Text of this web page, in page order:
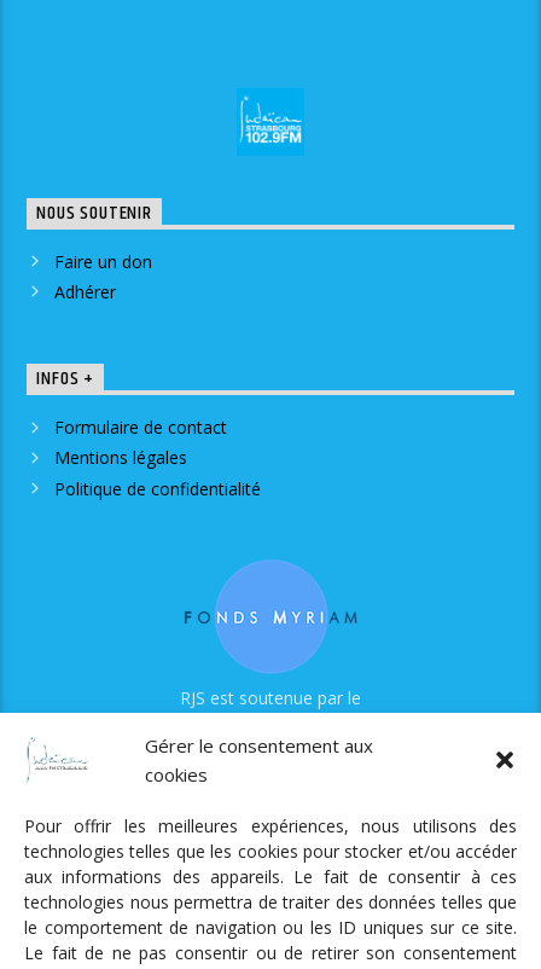
Gérer le consentement aux
cookies
Pour offrir les meilleures expériences, nous utilisons des
technologies telles que les cookies pour stocker et/ou accéder
aux informations des appareils. Le fait de consentir à ces
technologies nous permettra de traiter des données telles que
le comportement de navigation ou les ID uniques sur ce site.
Le fait de ne pas consentir ou de retirer son consentement
NOUS SOUTENIR
Faire un don
Adhérer
INFOS +
Formulaire de contact
Mentions légales
Politique de confidentialité
RJS est soutenue par le
Radio Judaica Strasbourg
Tous droits réservés